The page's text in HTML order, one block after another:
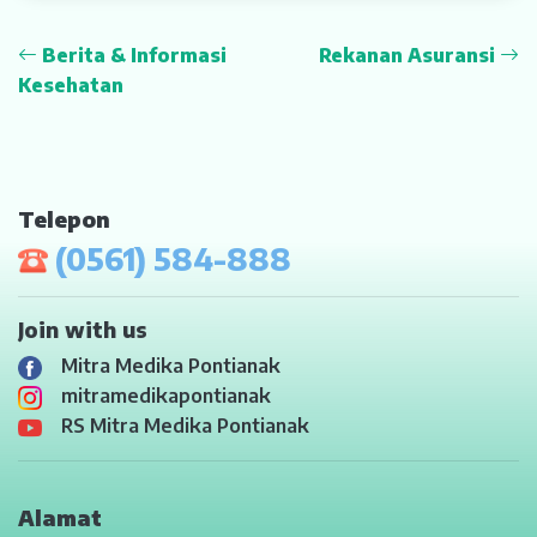
Berita & Informasi
Kesehatan
Rekanan Asuransi
Telepon
(0561) 584-888
Join with us
Mitra Medika Pontianak
mitramedikapontianak
RS Mitra Medika Pontianak
Alamat